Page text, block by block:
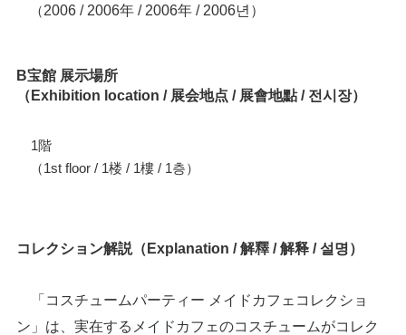
（2006 / 2006年 / 2006年 / 2006년）
B宝館 展示場所
（Exhibition location / 展会地点 / 展會地點 / 전시장）
1階
（1st floor / 1楼 / 1樓 / 1층）
コレクション解説（Explanation / 解釋 / 解释 / 설명）
「コスチュームパーティー メイドカフェコレクショ
ン」は、実在するメイドカフェのコスチュームがコレク